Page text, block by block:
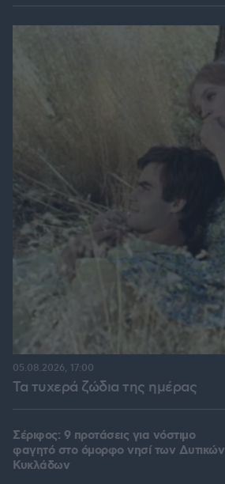
Τα τυχερά ζώδια της ημέρας
05.08.2026, 17:00
Σέριφος: 9 προτάσεις για νόστιμο
φαγητό στο όμορφο νησί των Δυτικών
Κυκλάδων